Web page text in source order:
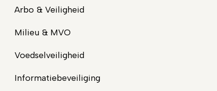
Arbo & Veiligheid
Milieu & MVO
Voedselveiligheid
Informatiebeveiliging